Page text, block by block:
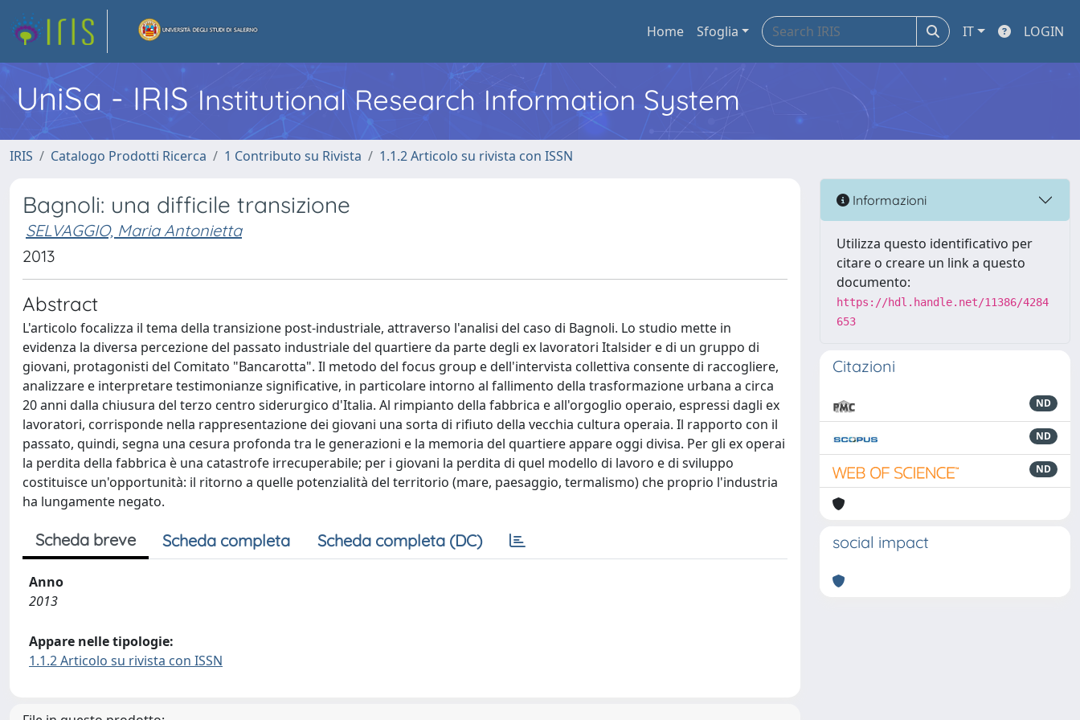
Home Sfoglia IT LOGIN
UniSa - IRIS Institutional Research Information System
IRIS Catalogo Prodotti Ricerca 1 Contributo su Rivista 1.1.2 Articolo su rivista con ISSN
Bagnoli: una difficile transizione
SELVAGGIO, Maria Antonietta
2013
Abstract
L'articolo focalizza il tema della transizione post-industriale, attraverso l'analisi del caso di Bagnoli. Lo studio mette in
evidenza la diversa percezione del passato industriale del quartiere da parte degli ex lavoratori Italsider e di un gruppo di
giovani, protagonisti del Comitato "Bancarotta". Il metodo del focus group e dell'intervista collettiva consente di raccogliere,
analizzare e interpretare testimonianze significative, in particolare intorno al fallimento della trasformazione urbana a circa
20 anni dalla chiusura del terzo centro siderurgico d'Italia. Al rimpianto della fabbrica e all'orgoglio operaio, espressi dagli ex
lavoratori, corrisponde nella rappresentazione dei giovani una sorta di rifiuto della vecchia cultura operaia. Il rapporto con il
passato, quindi, segna una cesura profonda tra le generazioni e la memoria del quartiere appare oggi divisa. Per gli ex operai
la perdita della fabbrica è una catastrofe irrecuperabile; per i giovani la perdita di quel modello di lavoro e di sviluppo
costituisce un'opportunità: il ritorno a quelle potenzialità del territorio (mare, paesaggio, termalismo) che proprio l'industria
ha lungamente negato.
Scheda breve Scheda completa Scheda completa (DC)
Anno
2013
Appare nelle tipologie:
1.1.2 Articolo su rivista con ISSN
Informazioni
Utilizza questo identificativo per
citare o creare un link a questo
documento:
https://hdl.handle.net/11386/4284
653
Citazioni
ND
ND
ND
social impact